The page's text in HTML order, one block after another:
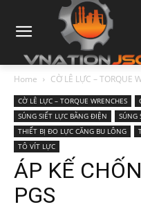
Home CỜ LÊ LỰC – TORQUE
CỜ LÊ LỰC – TORQUE WRENCHES
SÚNG SIẾT LỰC BẰNG ĐIỆN
SÚNG
THIẾT BỊ ĐO LỰC CĂNG BU LÔNG
TÔ VÍT LỰC
ÁP KẾ
PGS